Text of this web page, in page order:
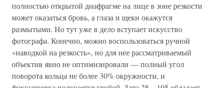
полностью открытой диафрагме на лице в зоне резкости
может оказаться бровь, а глаза и щеки окажутся
размытыми. Но тут уже в дело вступает искусство
фотографа. Конечно, можно воспользоваться ручной
«наводкой на резкость», но для нее рассматриваемый
объектив явно не оптимизировали — полный угол
поворота кольца не более 30% окружности, и